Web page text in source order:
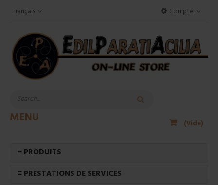
Compte
Français
(Vide)
MENU
≡ PRODUITS
≡ PRESTATIONS DE SERVICES